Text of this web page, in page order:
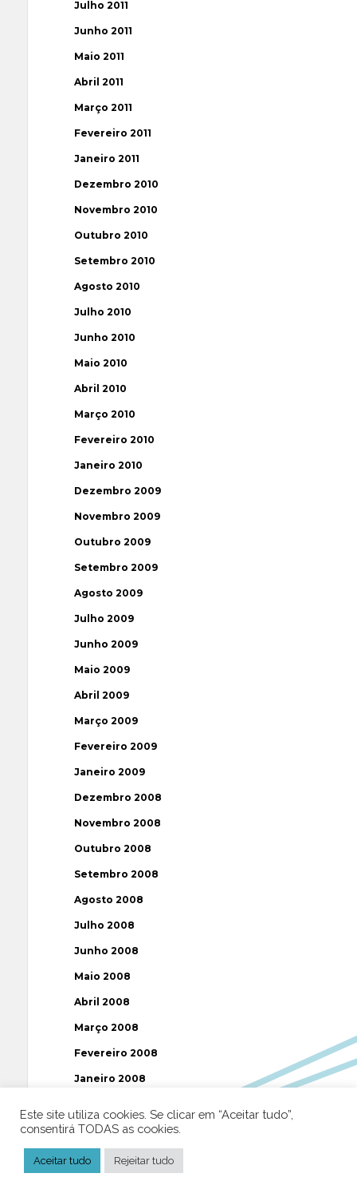
Julho 2011
Junho 2011
Maio 2011
Abril 2011
Março 2011
Fevereiro 2011
Janeiro 2011
Dezembro 2010
Novembro 2010
Outubro 2010
Setembro 2010
Agosto 2010
Julho 2010
Junho 2010
Maio 2010
Abril 2010
Março 2010
Fevereiro 2010
Janeiro 2010
Dezembro 2009
Novembro 2009
Outubro 2009
Setembro 2009
Agosto 2009
Julho 2009
Junho 2009
Maio 2009
Abril 2009
Março 2009
Fevereiro 2009
Janeiro 2009
Dezembro 2008
Novembro 2008
Outubro 2008
Setembro 2008
Agosto 2008
Julho 2008
Junho 2008
Maio 2008
Abril 2008
Março 2008
Fevereiro 2008
Janeiro 2008
Novembro 2007
Outubro 2007
Este site utiliza cookies. Se clicar em “Aceitar tudo”,
consentirá TODAS as cookies.
Aceitar tudo Rejeitar tudo